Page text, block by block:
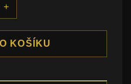
+
KOŠÍKU